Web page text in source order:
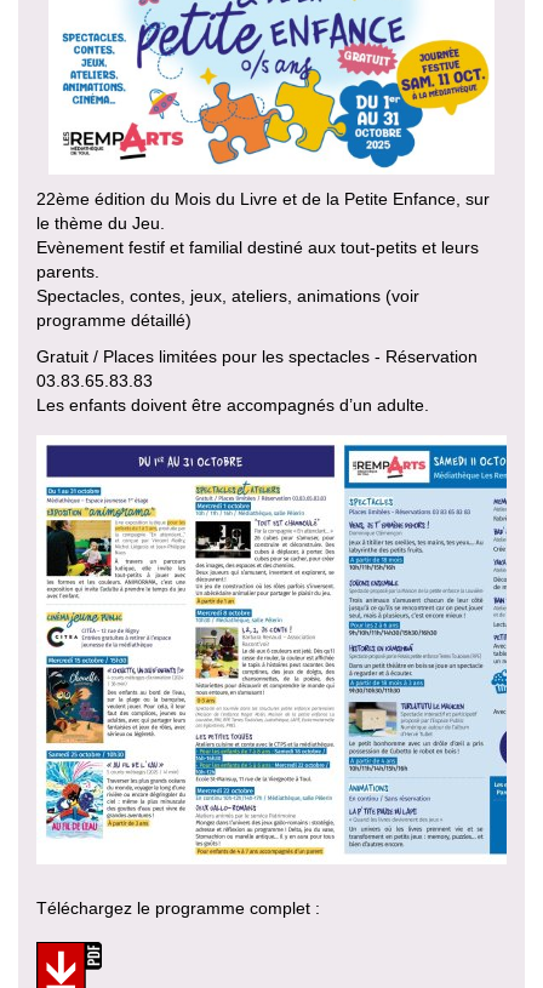
22ème édition du Mois du Livre et de la Petite Enfance, sur
le thème du Jeu.
Evènement festif et familial destiné aux tout-petits et leurs
parents.
Spectacles, contes, jeux, ateliers, animations (voir
programme détaillé)
Gratuit / Places limitées pour les spectacles - Réservation
03.83.65.83.83
Les enfants doivent être accompagnés d’un adulte.
Téléchargez le programme complet :